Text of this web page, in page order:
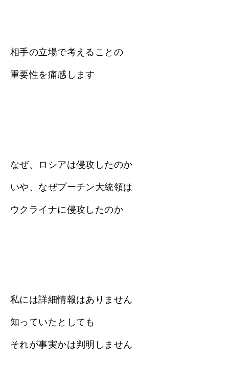
相手の立場で考えることの
重要性を痛感します
なぜ、ロシアは侵攻したのか
いや、なぜプーチン大統領は
ウクライナに侵攻したのか
私には詳細情報はありません
知っていたとしても
それが事実かは判明しません